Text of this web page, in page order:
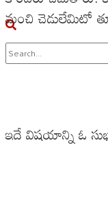
మంచి చెడులేమిటో
ఇదే విషయాన్ని ఓ